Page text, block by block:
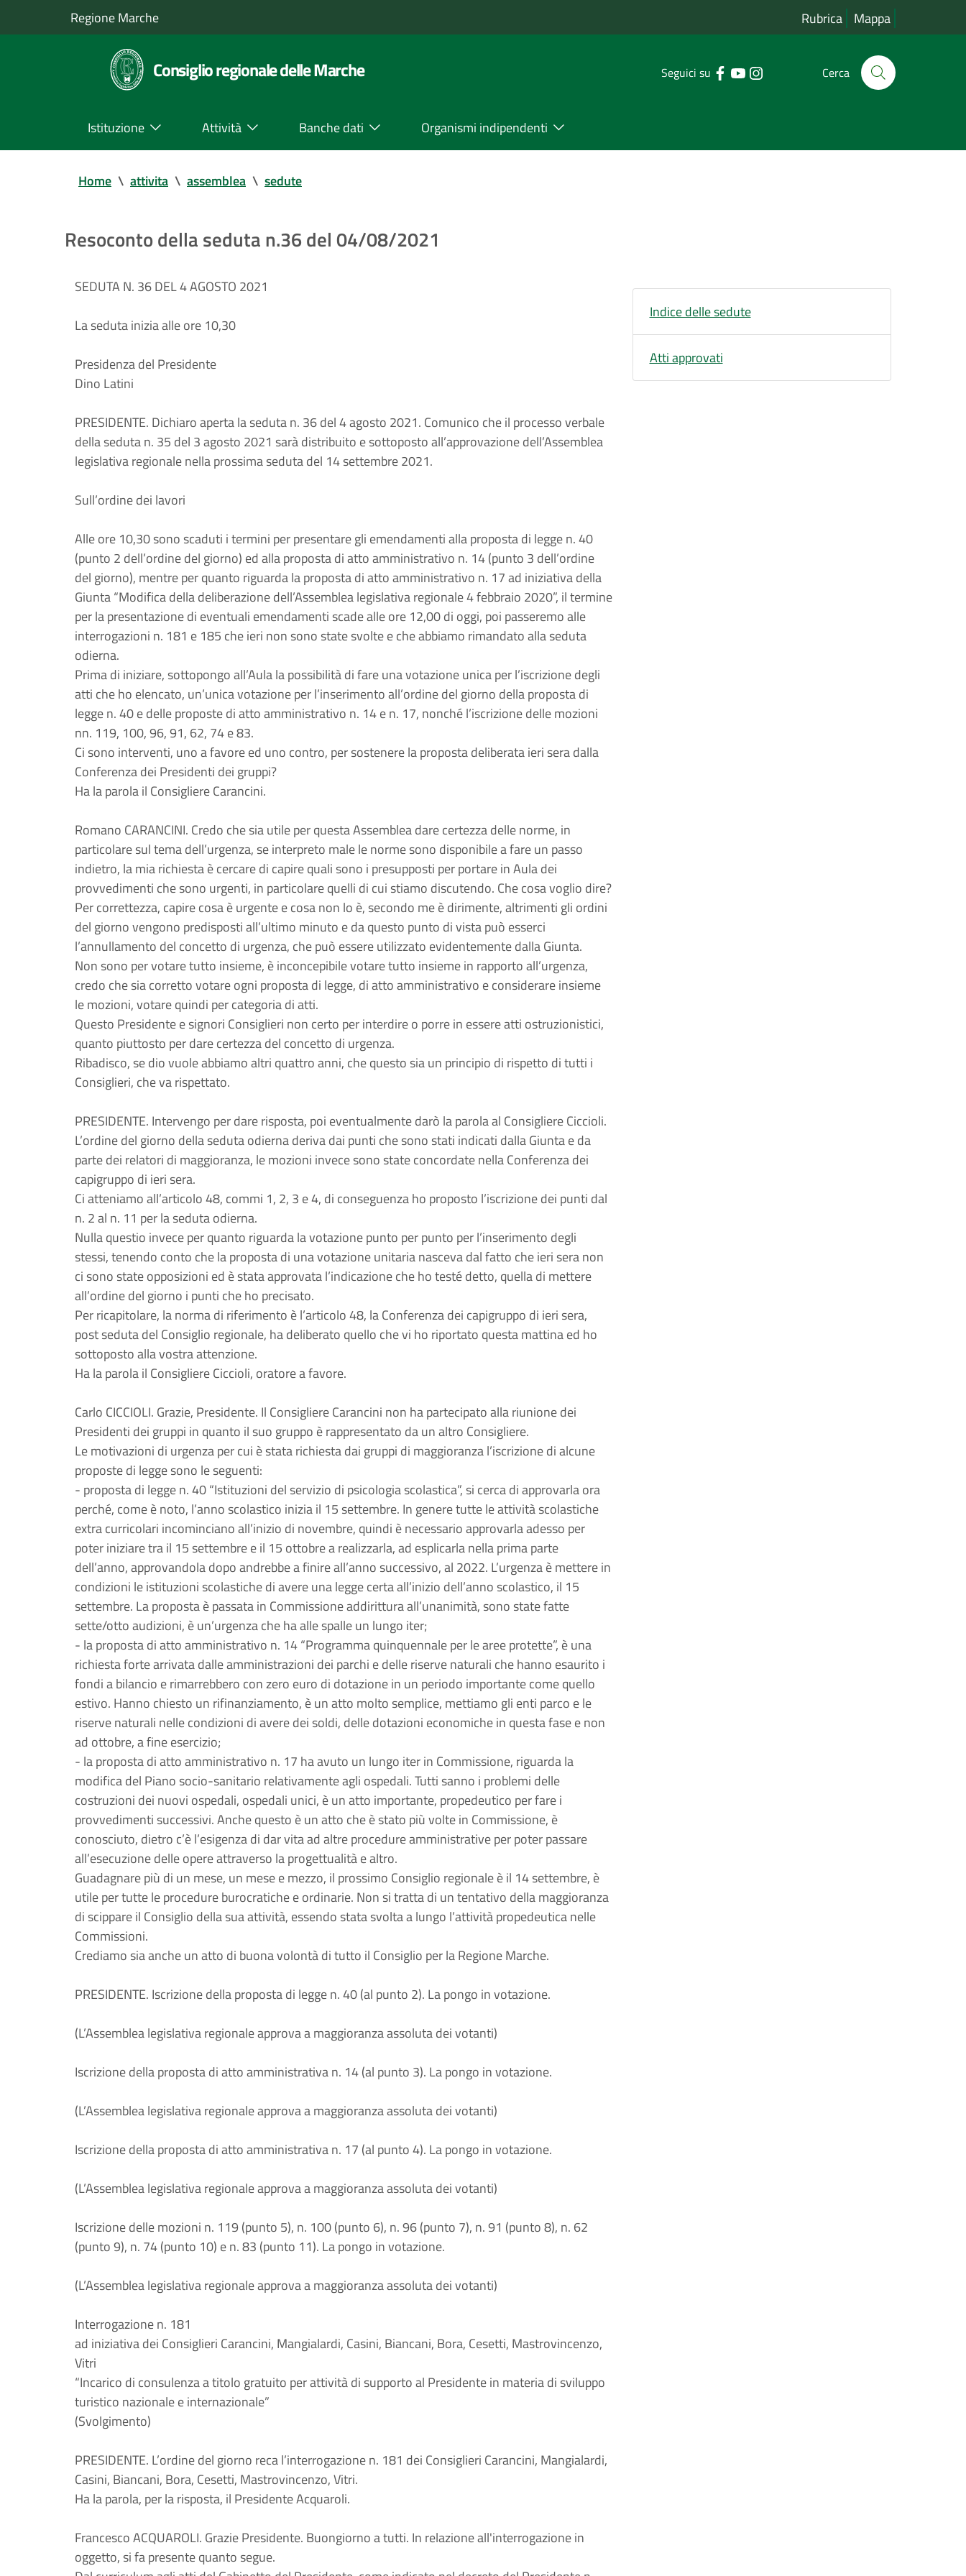
Regione Marche Rubrica Mappa
Consiglio regionale delle Marche Seguici su Cerca
Istituzione Attività Banche dati Organismi indipendenti
Home \ attivita \ assemblea \ sedute
Resoconto della seduta n.36 del 04/08/2021
SEDUTA N. 36 DEL 4 AGOSTO 2021
La seduta inizia alle ore 10,30
Presidenza del Presidente
Dino Latini
PRESIDENTE. Dichiaro aperta la seduta n. 36 del 4 agosto 2021. Comunico che il processo verbale
della seduta n. 35 del 3 agosto 2021 sarà distribuito e sottoposto all’approvazione dell’Assemblea
legislativa regionale nella prossima seduta del 14 settembre 2021.
Sull’ordine dei lavori
Alle ore 10,30 sono scaduti i termini per presentare gli emendamenti alla proposta di legge n. 40
(punto 2 dell’ordine del giorno) ed alla proposta di atto amministrativo n. 14 (punto 3 dell’ordine
del giorno), mentre per quanto riguarda la proposta di atto amministrativo n. 17 ad iniziativa della
Giunta “Modifica della deliberazione dell’Assemblea legislativa regionale 4 febbraio 2020”, il termine
per la presentazione di eventuali emendamenti scade alle ore 12,00 di oggi, poi passeremo alle
interrogazioni n. 181 e 185 che ieri non sono state svolte e che abbiamo rimandato alla seduta
odierna.
Prima di iniziare, sottopongo all’Aula la possibilità di fare una votazione unica per l’iscrizione degli
atti che ho elencato, un’unica votazione per l’inserimento all’ordine del giorno della proposta di
legge n. 40 e delle proposte di atto amministrativo n. 14 e n. 17, nonché l’iscrizione delle mozioni
nn. 119, 100, 96, 91, 62, 74 e 83.
Ci sono interventi, uno a favore ed uno contro, per sostenere la proposta deliberata ieri sera dalla
Conferenza dei Presidenti dei gruppi?
Ha la parola il Consigliere Carancini.
Romano CARANCINI. Credo che sia utile per questa Assemblea dare certezza delle norme, in
particolare sul tema dell’urgenza, se interpreto male le norme sono disponibile a fare un passo
indietro, la mia richiesta è cercare di capire quali sono i presupposti per portare in Aula dei
provvedimenti che sono urgenti, in particolare quelli di cui stiamo discutendo. Che cosa voglio dire?
Per correttezza, capire cosa è urgente e cosa non lo è, secondo me è dirimente, altrimenti gli ordini
del giorno vengono predisposti all’ultimo minuto e da questo punto di vista può esserci
l’annullamento del concetto di urgenza, che può essere utilizzato evidentemente dalla Giunta.
Non sono per votare tutto insieme, è inconcepibile votare tutto insieme in rapporto all’urgenza,
credo che sia corretto votare ogni proposta di legge, di atto amministrativo e considerare insieme
le mozioni, votare quindi per categoria di atti.
Questo Presidente e signori Consiglieri non certo per interdire o porre in essere atti ostruzionistici,
quanto piuttosto per dare certezza del concetto di urgenza.
Ribadisco, se dio vuole abbiamo altri quattro anni, che questo sia un principio di rispetto di tutti i
Consiglieri, che va rispettato.
PRESIDENTE. Intervengo per dare risposta, poi eventualmente darò la parola al Consigliere Ciccioli.
L’ordine del giorno della seduta odierna deriva dai punti che sono stati indicati dalla Giunta e da
parte dei relatori di maggioranza, le mozioni invece sono state concordate nella Conferenza dei
capigruppo di ieri sera.
Ci atteniamo all’articolo 48, commi 1, 2, 3 e 4, di conseguenza ho proposto l’iscrizione dei punti dal
n. 2 al n. 11 per la seduta odierna.
Nulla questio invece per quanto riguarda la votazione punto per punto per l’inserimento degli
stessi, tenendo conto che la proposta di una votazione unitaria nasceva dal fatto che ieri sera non
ci sono state opposizioni ed è stata approvata l’indicazione che ho testé detto, quella di mettere
all’ordine del giorno i punti che ho precisato.
Per ricapitolare, la norma di riferimento è l’articolo 48, la Conferenza dei capigruppo di ieri sera,
post seduta del Consiglio regionale, ha deliberato quello che vi ho riportato questa mattina ed ho
sottoposto alla vostra attenzione.
Ha la parola il Consigliere Ciccioli, oratore a favore.
Carlo CICCIOLI. Grazie, Presidente. Il Consigliere Carancini non ha partecipato alla riunione dei
Presidenti dei gruppi in quanto il suo gruppo è rappresentato da un altro Consigliere.
Le motivazioni di urgenza per cui è stata richiesta dai gruppi di maggioranza l’iscrizione di alcune
proposte di legge sono le seguenti:
- proposta di legge n. 40 “Istituzioni del servizio di psicologia scolastica”, si cerca di approvarla ora
perché, come è noto, l’anno scolastico inizia il 15 settembre. In genere tutte le attività scolastiche
extra curricolari incominciano all’inizio di novembre, quindi è necessario approvarla adesso per
poter iniziare tra il 15 settembre e il 15 ottobre a realizzarla, ad esplicarla nella prima parte
dell’anno, approvandola dopo andrebbe a finire all’anno successivo, al 2022. L’urgenza è mettere in
condizioni le istituzioni scolastiche di avere una legge certa all’inizio dell’anno scolastico, il 15
settembre. La proposta è passata in Commissione addirittura all’unanimità, sono state fatte
sette/otto audizioni, è un’urgenza che ha alle spalle un lungo iter;
- la proposta di atto amministrativo n. 14 “Programma quinquennale per le aree protette”, è una
richiesta forte arrivata dalle amministrazioni dei parchi e delle riserve naturali che hanno esaurito i
fondi a bilancio e rimarrebbero con zero euro di dotazione in un periodo importante come quello
estivo. Hanno chiesto un rifinanziamento, è un atto molto semplice, mettiamo gli enti parco e le
riserve naturali nelle condizioni di avere dei soldi, delle dotazioni economiche in questa fase e non
ad ottobre, a fine esercizio;
- la proposta di atto amministrativo n. 17 ha avuto un lungo iter in Commissione, riguarda la
modifica del Piano socio-sanitario relativamente agli ospedali. Tutti sanno i problemi delle
costruzioni dei nuovi ospedali, ospedali unici, è un atto importante, propedeutico per fare i
provvedimenti successivi. Anche questo è un atto che è stato più volte in Commissione, è
conosciuto, dietro c’è l’esigenza di dar vita ad altre procedure amministrative per poter passare
all’esecuzione delle opere attraverso la progettualità e altro.
Guadagnare più di un mese, un mese e mezzo, il prossimo Consiglio regionale è il 14 settembre, è
utile per tutte le procedure burocratiche e ordinarie. Non si tratta di un tentativo della maggioranza
di scippare il Consiglio della sua attività, essendo stata svolta a lungo l’attività propedeutica nelle
Commissioni.
Crediamo sia anche un atto di buona volontà di tutto il Consiglio per la Regione Marche.
PRESIDENTE. Iscrizione della proposta di legge n. 40 (al punto 2). La pongo in votazione.
(L’Assemblea legislativa regionale approva a maggioranza assoluta dei votanti)
Iscrizione della proposta di atto amministrativa n. 14 (al punto 3). La pongo in votazione.
(L’Assemblea legislativa regionale approva a maggioranza assoluta dei votanti)
Iscrizione della proposta di atto amministrativa n. 17 (al punto 4). La pongo in votazione.
(L’Assemblea legislativa regionale approva a maggioranza assoluta dei votanti)
Iscrizione delle mozioni n. 119 (punto 5), n. 100 (punto 6), n. 96 (punto 7), n. 91 (punto 8), n. 62
(punto 9), n. 74 (punto 10) e n. 83 (punto 11). La pongo in votazione.
(L’Assemblea legislativa regionale approva a maggioranza assoluta dei votanti)
Interrogazione n. 181
ad iniziativa dei Consiglieri Carancini, Mangialardi, Casini, Biancani, Bora, Cesetti, Mastrovincenzo,
Vitri
“Incarico di consulenza a titolo gratuito per attività di supporto al Presidente in materia di sviluppo
turistico nazionale e internazionale”
(Svolgimento)
PRESIDENTE. L’ordine del giorno reca l’interrogazione n. 181 dei Consiglieri Carancini, Mangialardi,
Casini, Biancani, Bora, Cesetti, Mastrovincenzo, Vitri.
Ha la parola, per la risposta, il Presidente Acquaroli.
Francesco ACQUAROLI. Grazie Presidente. Buongiorno a tutti. In relazione all'interrogazione in
oggetto, si fa presente quanto segue.
Indice delle sedute
Atti approvati